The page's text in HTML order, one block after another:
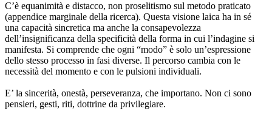
C’è equanimità e distacco, non proselitismo sul metodo praticato
(appendice marginale della ricerca). Questa visione laica ha in sé
una capacità sincretica ma anche la consapevolezza
dell’insignificanza della specificità della forma in cui l’indagine si
manifesta. Si comprende che ogni “modo” è solo un’espressione
dello stesso processo in fasi diverse. Il percorso cambia con le
necessità del momento e con le pulsioni individuali.
E’ la sincerità, onestà, perseveranza, che importano. Non ci sono
pensieri, gesti, riti, dottrine da privilegiare.